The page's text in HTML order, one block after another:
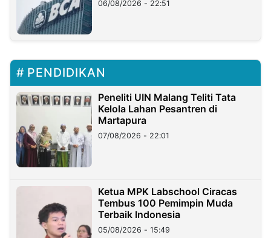
06/08/2026 - 22:51
PENDIDIKAN
Peneliti UIN Malang Teliti Tata
Kelola Lahan Pesantren di
Martapura
07/08/2026 - 22:01
Ketua MPK Labschool Ciracas
Tembus 100 Pemimpin Muda
Terbaik Indonesia
05/08/2026 - 15:49